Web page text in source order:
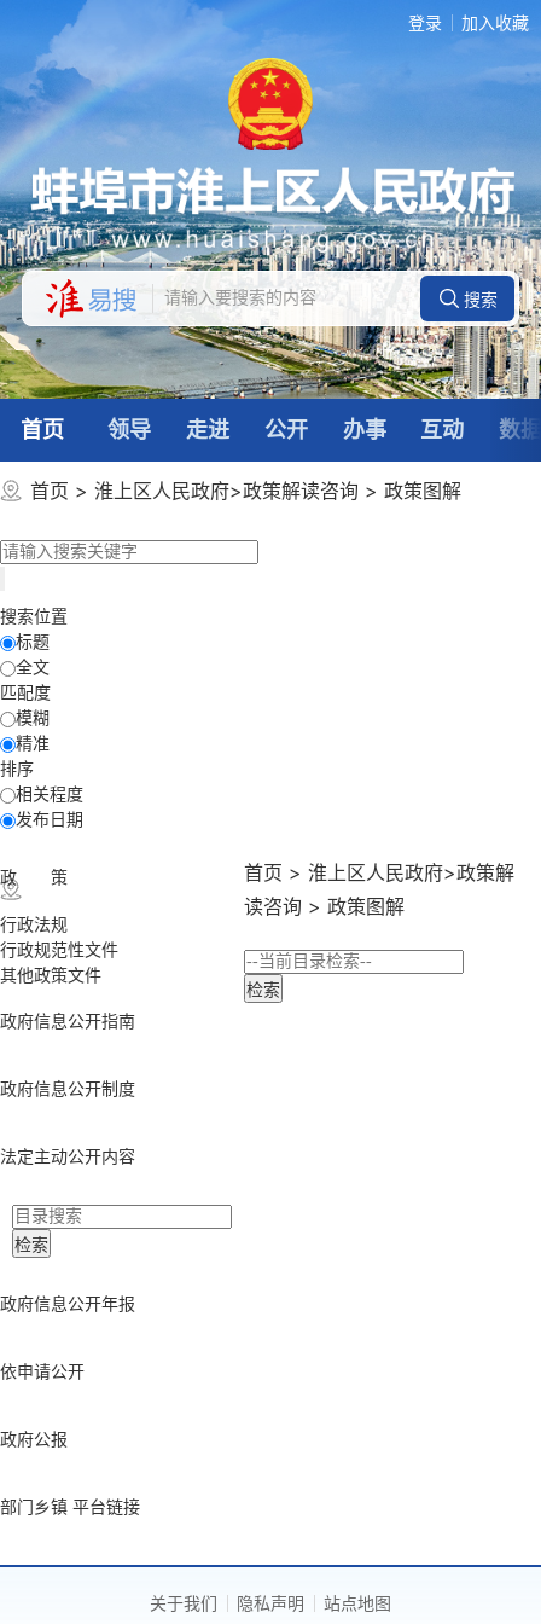
登录 加入收藏
首页 领导 走进 公开 办事 互动 数
首页 > 淮上区人民政府>政策解读咨询 > 政策图解
搜索位置
标题
全文
匹配度
模糊
精准
排序
相关程度
发布日期
政 策
行政法规
行政规范性文件
其他政策文件
政府信息公开指南
政府信息公开制度
法定主动公开内容
政府信息公开年报
依申请公开
政府公报
部门乡镇 平台链接
首页 > 淮上区人民政府>政策解
读咨询 > 政策图解
关于我们 隐私声明 站点地图